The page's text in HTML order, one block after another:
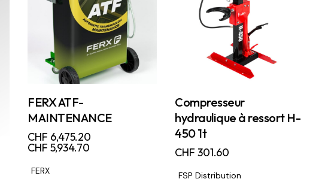
FERX ATF-
MAINTENANCE
CHF 6,475.20
CHF 5,934.70
FERX
Compresseur
hydraulique à ressort H-
450 1t
CHF 301.60
FSP Distribution